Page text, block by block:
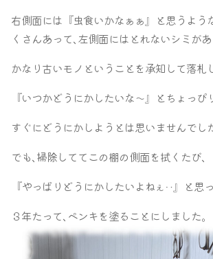
右側面には『虫食いかなぁぁ』と思うよう
くさんあって､左側面にはとれないシミが
かなり古いモノということを承知して落札
『いつかどうにかしたいな～』とちょっぴ
すぐにどうにかしようとは思いませんでし
でも､掃除しててこの棚の側面を拭くたび､
『やっぱりどうにかしたいよねぇ‥』と思
３年たって､ペンキを塗ることにしました｡